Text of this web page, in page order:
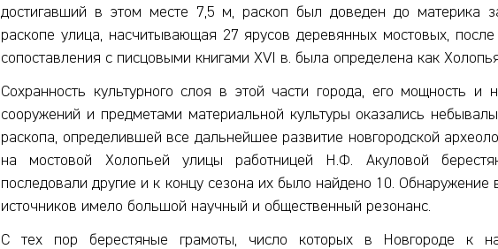
достигавший в этом месте 7,5 м, раскоп был доведен до материка
раскопе улица, насчитывающая 27 ярусов деревянных мостовых,
сопоставления с писцовыми книгами XVI в. была определена как
Сохранность культурного слоя в этой части города, его мощность и
сооружений и предметами материальной культуры оказались
раскопа, определившей все дальнейшее развитие новгородской
на мостовой Холопьей улицы работницей Н.Ф. Акуловой
последовали другие и к концу сезона их было найдено 10.
источников имело большой научный и общественный резонанс.
С тех пор берестяные грамоты, число которых в Новгороде к